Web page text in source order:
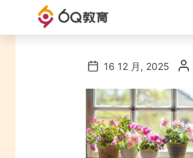
16 12 月, 2025